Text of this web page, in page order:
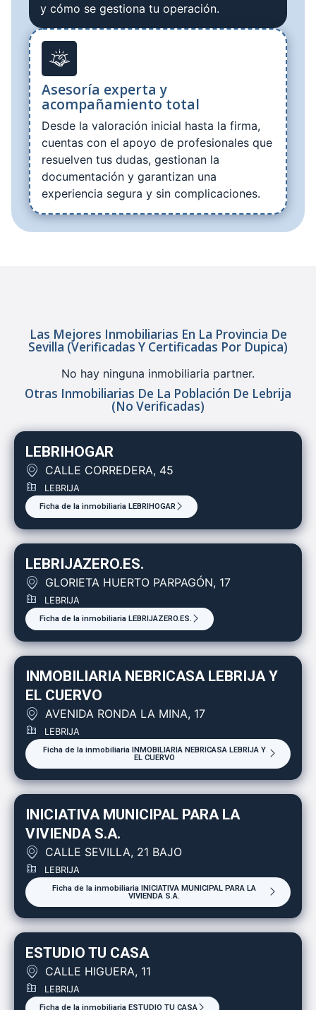
y cómo se gestiona tu operación.
Asesoría experta y
acompañamiento total
Desde la valoración inicial hasta la firma,
cuentas con el apoyo de profesionales que
resuelven tus dudas, gestionan la
documentación y garantizan una
experiencia segura y sin complicaciones.
Las Mejores Inmobiliarias En La Provincia De
Sevilla (verificadas Y Certificadas Por Dupica)
No hay ninguna inmobiliaria partner.
Otras Inmobiliarias De La Población De Lebrija
(no Verificadas)
LEBRIHOGAR
CALLE CORREDERA, 45
LEBRIJA
Ficha de la inmobiliaria LEBRIHOGAR
LEBRIJAZERO.ES.
GLORIETA HUERTO PARPAGÓN, 17
LEBRIJA
Ficha de la inmobiliaria LEBRIJAZERO.ES.
INMOBILIARIA NEBRICASA LEBRIJA Y
EL CUERVO
AVENIDA RONDA LA MINA, 17
LEBRIJA
Ficha de la inmobiliaria INMOBILIARIA NEBRICASA LEBRIJA Y
EL CUERVO
INICIATIVA MUNICIPAL PARA LA
VIVIENDA S.A.
CALLE SEVILLA, 21 BAJO
LEBRIJA
Ficha de la inmobiliaria INICIATIVA MUNICIPAL PARA LA
VIVIENDA S.A.
ESTUDIO TU CASA
CALLE HIGUERA, 11
LEBRIJA
Ficha de la inmobiliaria ESTUDIO TU CASA